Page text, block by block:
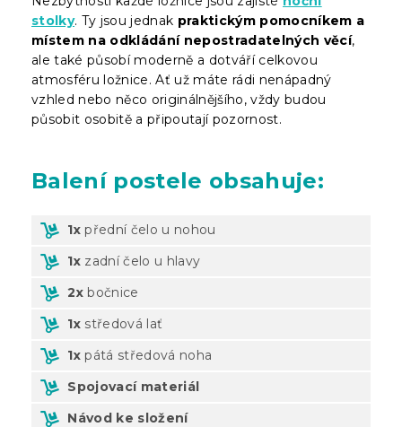
stolky. Ty jsou jednak praktickým pomocníkem a
místem na odkládání nepostradatelných věcí,
ale také působí moderně a dotváří celkovou
atmosféru ložnice. Ať už máte rádi nenápadný
vzhled nebo něco originálnějšího, vždy budou
působit osobitě a připoutají pozornost.
Balení postele obsahuje:
1x přední čelo u nohou
1x zadní čelo u hlavy
2x bočnice
1x středová lať
1x pátá středová noha
Spojovací materiál
Návod ke složení